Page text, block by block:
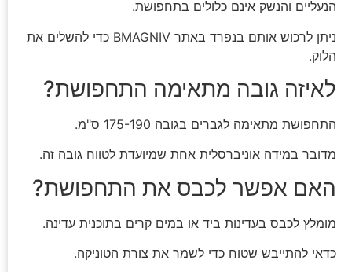
הנעליים והנשק אינם כלולים בתחפושת.
ניתן לרכוש אותם בנפרד באתר BMAGNIV כדי להשלים את
הלוק.
לאיזה גובה מתאימה התחפושת?
התחפושת מתאימה לגברים בגובה 175-190 ס"מ.
מדובר במידה אוניברסלית אחת שמיועדת לטווח גובה זה.
האם אפשר לכבס את התחפושת?
מומלץ לכבס בעדינות ביד או במים קרים בתוכנית עדינה.
כדאי להתייבש שטוח כדי לשמר את צורת הטוניקה.